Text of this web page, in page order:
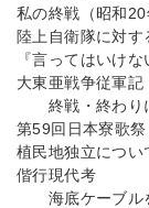
私の終戦（昭和20
陸上自衛隊に対す
『言ってはいけ
大東亜戦争従軍記
終戦・終わりに
第59回日本寮歌祭
植民地独立につい
偕行現代考
海底ケーブルを